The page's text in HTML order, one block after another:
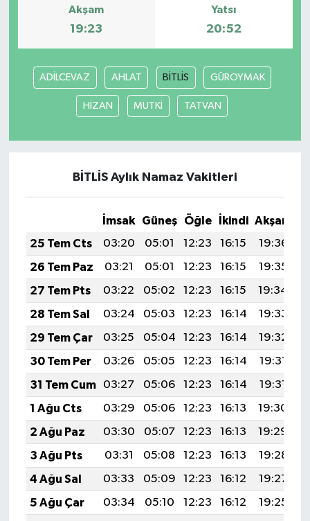
Akşam
19:23
Yatsı
20:52
ADİLCEVAZ AHLAT BİTLİS GÜROYMAK
HİZAN MUTKİ TATVAN
BİTLİS Aylık Namaz Vakitleri
İmsak Güneş Öğle İkindi Akşam
25 Tem Cts
03:20 05:01 12:23 16:15 19:36
26 Tem Paz
03:21 05:01 12:23 16:15 19:35
27 Tem Pts
03:22 05:02 12:23 16:15 19:34
28 Tem Sal
03:24 05:03 12:23 16:14 19:33
29 Tem Çar
03:25 05:04 12:23 16:14 19:32
30 Tem Per
03:26 05:05 12:23 16:14 19:31
31 Tem Cum
03:27 05:06 12:23 16:14 19:31
1 Ağu Cts
03:29 05:06 12:23 16:13 19:30
2 Ağu Paz
03:30 05:07 12:23 16:13 19:29
3 Ağu Pts
03:31 05:08 12:23 16:13 19:28
4 Ağu Sal
03:33 05:09 12:23 16:12 19:27
5 Ağu Çar
03:34 05:10 12:23 16:12 19:25
2024 Seçim Sonuçları